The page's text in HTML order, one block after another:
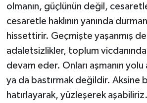
olmanın, güçlünün değil,
cesaretle haklının yanında
hissettirir. Geçmişte yaşanmış
adaletsizlikler, toplum
devam eder. Onları aşmanın
ya da bastırmak değildir. Aksine
hatırlayarak, yüzleşerek